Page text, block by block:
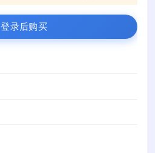
登录后购买